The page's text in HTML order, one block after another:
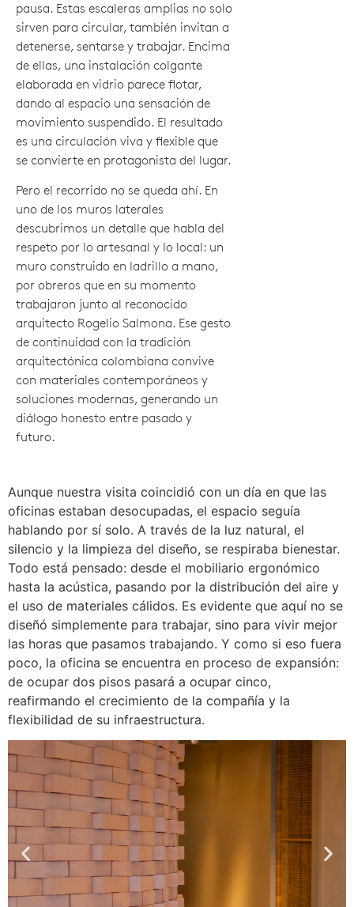
pausa. Estas escaleras amplias no solo
sirven para circular, también invitan a
detenerse, sentarse y trabajar. Encima
de ellas, una instalación colgante
elaborada en vidrio parece flotar,
dando al espacio una sensación de
movimiento suspendido. El resultado
es una circulación viva y flexible que
se convierte en protagonista del lugar.
Pero el recorrido no se queda ahí. En
uno de los muros laterales
descubrimos un detalle que habla del
respeto por lo artesanal y lo local: un
muro construido en ladrillo a mano,
por obreros que en su momento
trabajaron junto al reconocido
arquitecto Rogelio Salmona. Ese gesto
de continuidad con la tradición
arquitectónica colombiana convive
con materiales contemporáneos y
soluciones modernas, generando un
diálogo honesto entre pasado y
futuro.
Aunque nuestra visita coincidió con un día en que las
oficinas estaban desocupadas, el espacio seguía
hablando por sí solo. A través de la luz natural, el
silencio y la limpieza del diseño, se respiraba bienestar.
Todo está pensado: desde el mobiliario ergonómico
hasta la acústica, pasando por la distribución del aire y
el uso de materiales cálidos. Es evidente que aquí no se
diseñó simplemente para trabajar, sino para vivir mejor
las horas que pasamos trabajando. Y como si eso fuera
poco, la oficina se encuentra en proceso de expansión:
de ocupar dos pisos pasará a ocupar cinco,
reafirmando el crecimiento de la compañía y la
flexibilidad de su infraestructura.